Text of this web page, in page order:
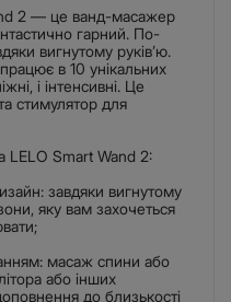
2 — це ванд-масажер
гарний. По-
вигнутому руків’ю.
в 10 унікальних
і інтенсивні. Це
стимулятор для
LELO Smart Wand 2:
завдяки вигнутому
яку вам захочеться
масаж спини або
або інших
до близькості